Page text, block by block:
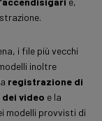
i file più vecchi
inoltre
registrazione di
video e la
modelli provvisti di